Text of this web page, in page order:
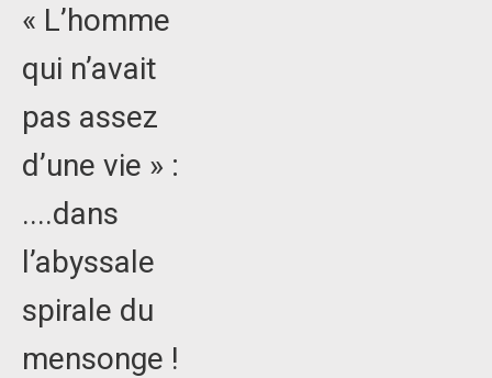
« L’homme
qui n’avait
pas assez
d’une vie » :
....dans
l’abyssale
spirale du
mensonge !